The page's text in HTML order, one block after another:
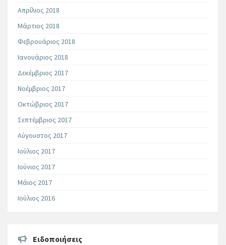
Απρίλιος 2018
Μάρτιος 2018
Φεβρουάριος 2018
Ιανουάριος 2018
Δεκέμβριος 2017
Νοέμβριος 2017
Οκτώβριος 2017
Σεπτέμβριος 2017
Αύγουστος 2017
Ιούλιος 2017
Ιούνιος 2017
Μάιος 2017
Ιούλιος 2016
Ειδοποιήσεις